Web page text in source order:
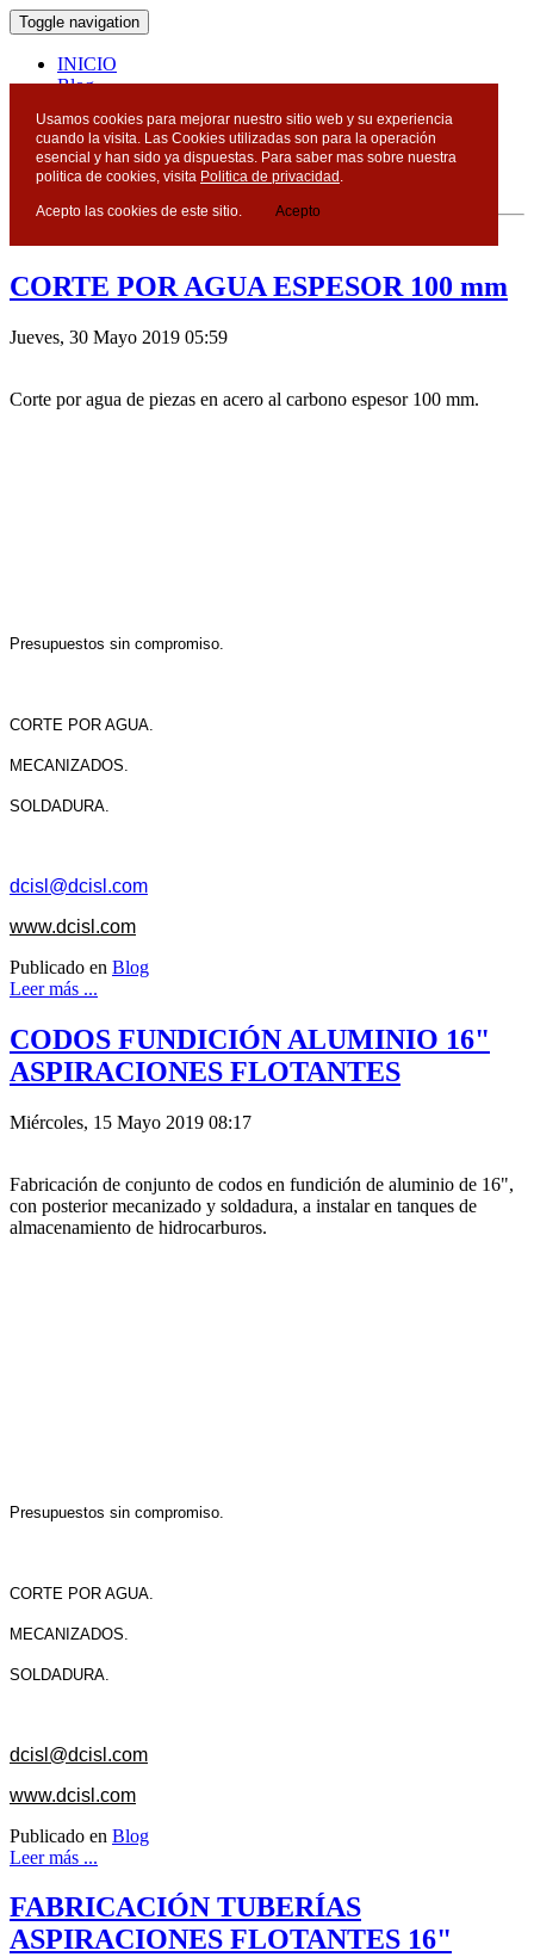
Toggle navigation
INICIO
Blog
Blog
CORTE POR AGUA ESPESOR 100 mm
Jueves, 30 Mayo 2019 05:59
Corte por agua de piezas en acero al carbono espesor 100 mm.
Presupuestos sin compromiso.
CORTE POR AGUA.
MECANIZADOS.
SOLDADURA.
dcisl@dcisl.com
www.dcisl.com
Publicado en Blog
Leer más ...
CODOS FUNDICIÓN ALUMINIO 16"
ASPIRACIONES FLOTANTES
Miércoles, 15 Mayo 2019 08:17
Fabricación de conjunto de codos en fundición de aluminio de 16",
con posterior mecanizado y soldadura, a instalar en tanques de
almacenamiento de hidrocarburos.
Presupuestos sin compromiso.
CORTE POR AGUA.
MECANIZADOS.
SOLDADURA.
dcisl@dcisl.com
www.dcisl.com
Publicado en Blog
Leer más ...
FABRICACIÓN TUBERÍAS
ASPIRACIONES FLOTANTES 16"
Usamos cookies para mejorar nuestro sitio web y su experiencia
cuando la visita. Las Cookies utilizadas son para la operación
esencial y han sido ya dispuestas. Para saber mas sobre nuestra
politica de cookies, visita Politica de privacidad .
Acepto las cookies de este sitio. Acepto